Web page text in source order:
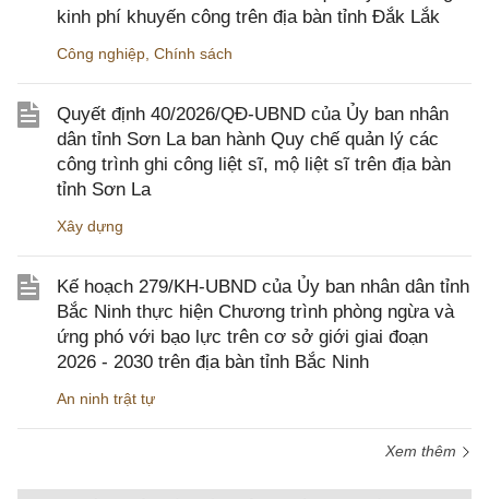
kinh phí khuyến công trên địa bàn tỉnh Đắk Lắk
Công nghiệp Chính sách
Quyết định 40/2026/QĐ-UBND của Ủy ban nhân
dân tỉnh Sơn La ban hành Quy chế quản lý các
công trình ghi công liệt sĩ, mộ liệt sĩ trên địa bàn
tỉnh Sơn La
Xây dựng
Kế hoạch 279/KH-UBND của Ủy ban nhân dân tỉnh
Bắc Ninh thực hiện Chương trình phòng ngừa và
ứng phó với bạo lực trên cơ sở giới giai đoạn
2026 - 2030 trên địa bàn tỉnh Bắc Ninh
An ninh trật tự
Xem thêm